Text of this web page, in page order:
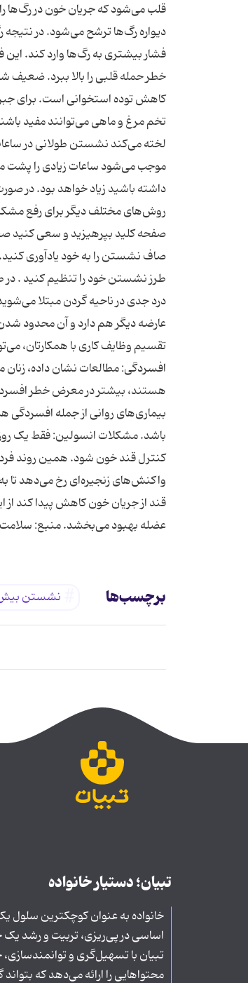
قلب می‌شود که جریان خون در رگ‌ها
دیواره رگ‌ها ترشح می‌شود. در نتیجه
فشار بیشتری به رگ‌ها وارد کند.
خطر حمله قلبی را بالا ببرد. ضعیف
کاهش توده استخوانی است. برای
لخته می‌کند نشستن طولانی در ساعات
موجب می‌شود ساعات زیادی را پشت
داشته باشید زیاد خواهد بود. در
روش‌های مختلف دیگر برای رفع
صفحه کلید بپرهیزید و سعی کنید
صاف نشستن را به خود یادآوری
طرز نشستن خود را تنظیم کنید . در
درد جدی در ناحیه گردن مبتلا
تقسیم وظایف کاری با همکارتان،
هستند، بیشتر در معرض خطر
باشد. مشکلات انسولین: فقط یک
واکنش‌های زنجیره‌ای رخ می‌دهد تا
قند از جریان خون کاهش پیدا کند
عضله بهبود می‌بخشد. منبع: سلامت
برچسب‌ها نشستن بیش
تبیان؛ دستیار خانواده
خانواده به عنوان کوچکترین سلول
اساسی در پی‌ریزی، تربیت و رشد یک
تبیان با تسهیل‌گری و
محتواهایی را ارائه می‌دهد که